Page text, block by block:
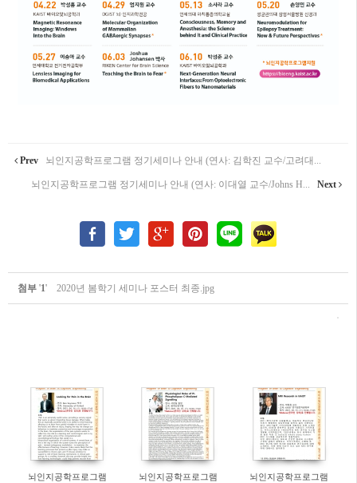
Prev 뇌인지공학프로그램 정기세미나 안내 (연사: 김학진 교수/고려대...
뇌인지공학프로그램 정기세미나 안내 (연사: 이대열 교수/Johns H... Next
첨부 '1' 2020년 봄학기 세미나 포스터 최종.jpg
뇌인지공학프로그램
뇌인지공학프로그램
뇌인지공학프로그램